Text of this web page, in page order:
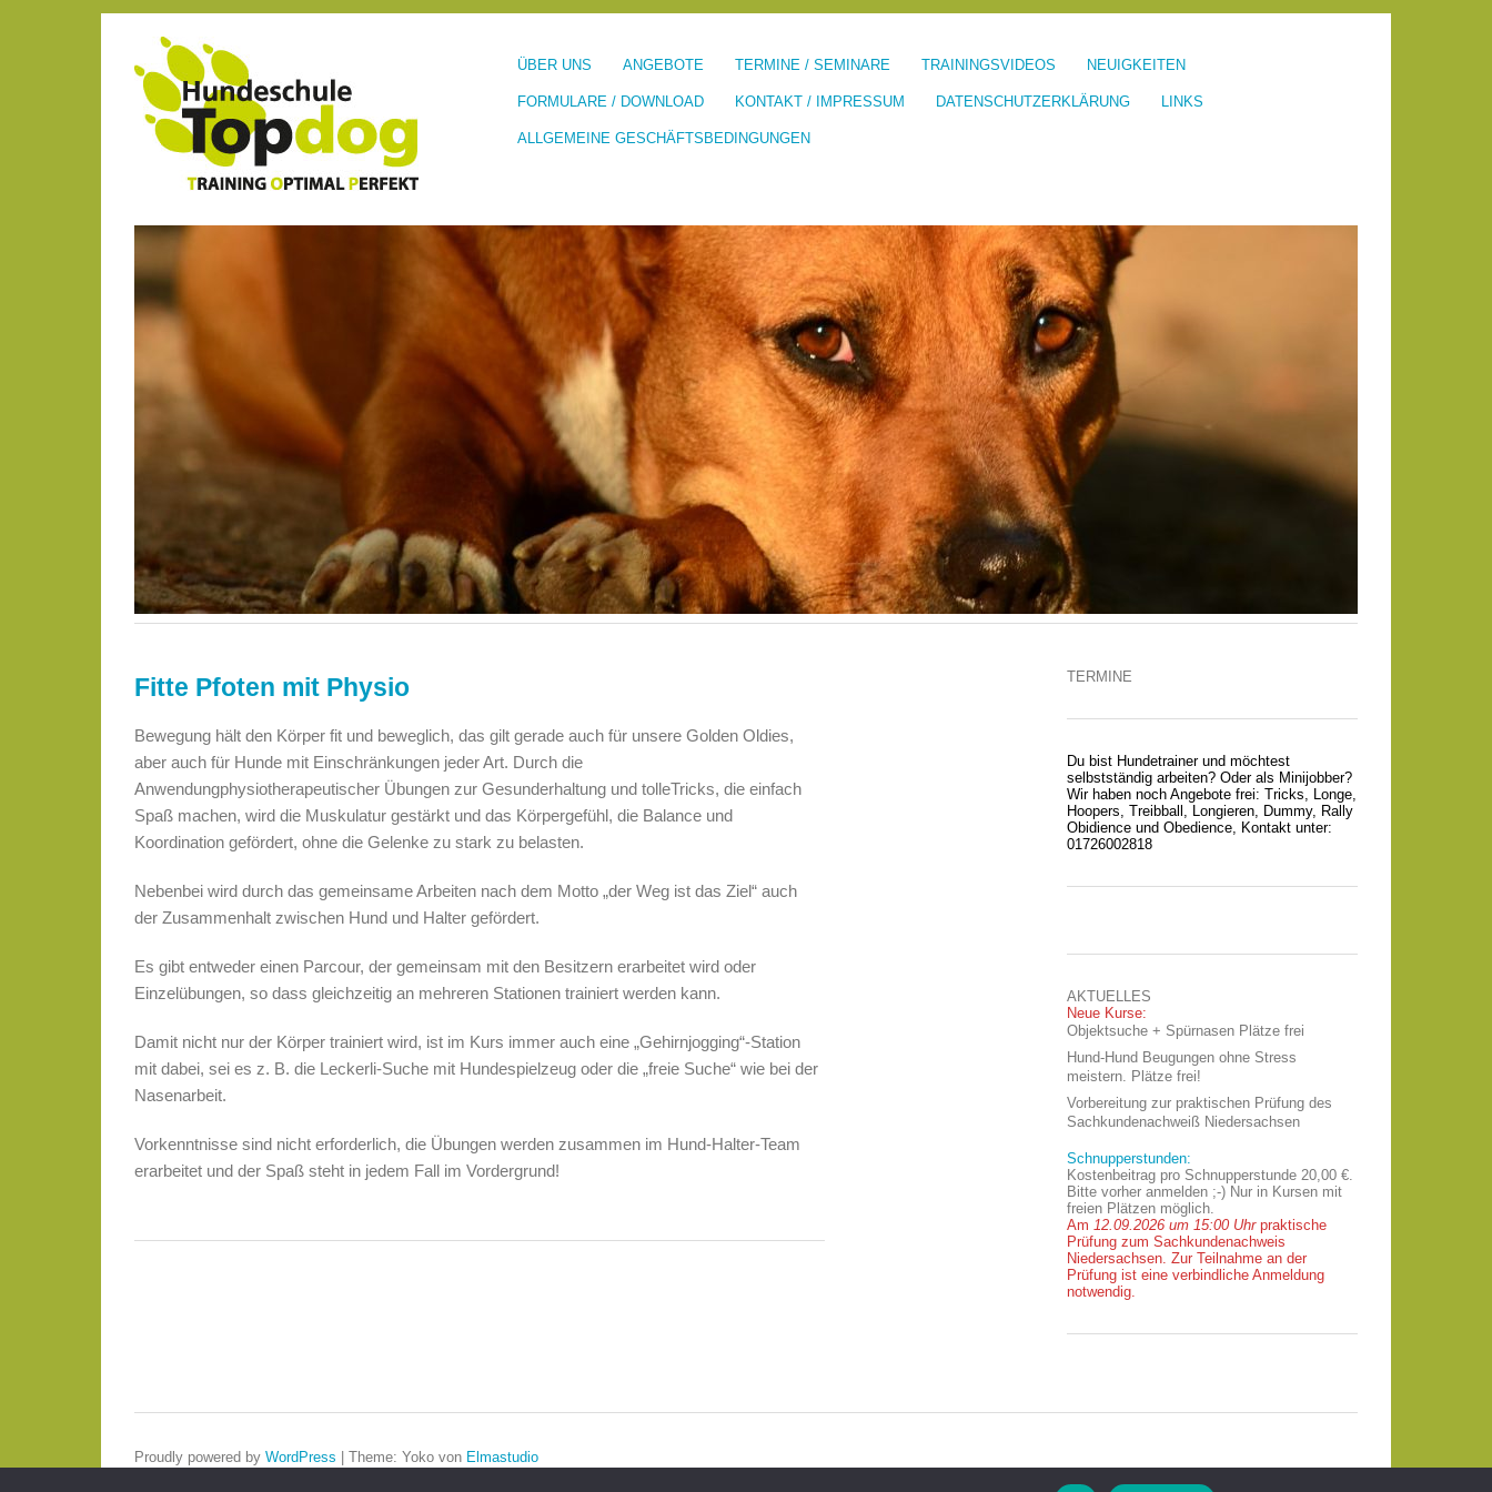
ÜBER UNS ANGEBOTE TERMINE / SEMINARE TRAININGSVIDEOS NEUIGKEITEN
FORMULARE / DOWNLOAD KONTAKT / IMPRESSUM DATENSCHUTZERKLÄRUNG LINKS
ALLGEMEINE GESCHÄFTSBEDINGUNGEN
Fitte Pfoten mit Physio
Bewegung hält den Körper fit und beweglich, das gilt gerade auch für unsere Golden Oldies,
aber auch für Hunde mit Einschränkungen jeder Art. Durch die
Anwendungphysiotherapeutischer Übungen zur Gesunderhaltung und tolleTricks, die einfach
Spaß machen, wird die Muskulatur gestärkt und das Körpergefühl, die Balance und
Koordination gefördert, ohne die Gelenke zu stark zu belasten.
Nebenbei wird durch das gemeinsame Arbeiten nach dem Motto „der Weg ist das Ziel“ auch
der Zusammenhalt zwischen Hund und Halter gefördert.
Es gibt entweder einen Parcour, der gemeinsam mit den Besitzern erarbeitet wird oder
Einzelübungen, so dass gleichzeitig an mehreren Stationen trainiert werden kann.
Damit nicht nur der Körper trainiert wird, ist im Kurs immer auch eine „Gehirnjogging“-Station
mit dabei, sei es z. B. die Leckerli-Suche mit Hundespielzeug oder die „freie Suche“ wie bei der
Nasenarbeit.
Vorkenntnisse sind nicht erforderlich, die Übungen werden zusammen im Hund-Halter-Team
erarbeitet und der Spaß steht in jedem Fall im Vordergrund!
TERMINE
Du bist Hundetrainer und möchtest
selbstständig arbeiten? Oder als Minijobber?
Wir haben noch Angebote frei: Tricks, Longe,
Hoopers, Treibball, Longieren, Dummy, Rally
Obidience und Obedience, Kontakt unter:
01726002818
AKTUELLES
Neue Kurse:
Objektsuche + Spürnasen Plätze frei
Hund-Hund Beugungen ohne Stress
meistern. Plätze frei!
Vorbereitung zur praktischen Prüfung des
Sachkundenachweiß Niedersachsen
Schnupperstunden:
Kostenbeitrag pro Schnupperstunde 20,00 €.
Bitte vorher anmelden ;-) Nur in Kursen mit
freien Plätzen möglich.
Am 12.09.2026 um 15:00 Uhr praktische
Prüfung zum Sachkundenachweis
Niedersachsen. Zur Teilnahme an der
Prüfung ist eine verbindliche Anmeldung
notwendig.
Proudly powered by WordPress Theme: Yoko von Elmastudio